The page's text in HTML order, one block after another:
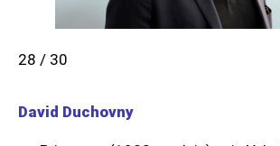
28 / 30
David Duchovny